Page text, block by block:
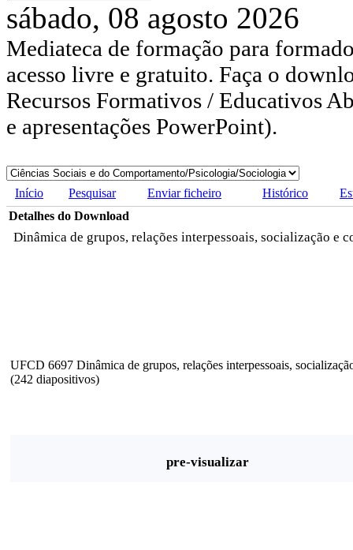
sábado, 08 agosto 2026
Mediateca de formação para
acesso livre e gratuito. Faça o
Recursos Formativos / Educativos
e apresentações PowerPoint).
Início Pesquisar Enviar ficheiro Histórico
Detalhes do Download
Dinâmica de grupos, relações interpessoais, socialização e
UFCD 6697 Dinâmica de grupos, relações interpessoais,
(242 diapositivos)
pre-visualizar